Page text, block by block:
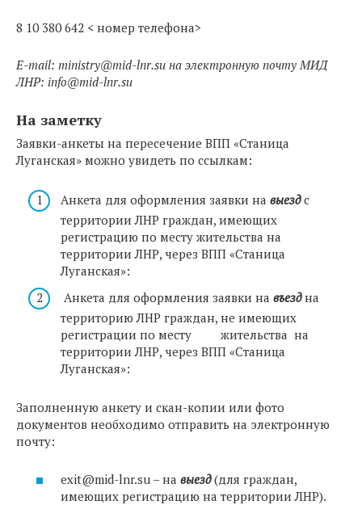
8 10 380 642 < номер телефона>
E-mail: ministry@mid-lnr.su на электронную почту МИД
ЛНР: info@mid-lnr.su
На заметку
Заявки-анкеты на пересечение ВПП «Станица
Луганская» можно увидеть по ссылкам:
Анкета для оформления заявки на выезд с
территории ЛНР граждан, имеющих
регистрацию по месту жительства на
территории ЛНР, через ВПП «Станица
Луганская»:
Анкета для оформления заявки на въездна
территорию ЛНР граждан, не имеющих
регистрации по месту жительства на
территории ЛНР, через ВПП «Станица
Луганская»:
Заполненную анкету и скан-копии или фото
документов необходимо отправить на электронную
почту:
exit@mid-lnr.su – на выезд(для граждан,
имеющих регистрацию на территории ЛНР).